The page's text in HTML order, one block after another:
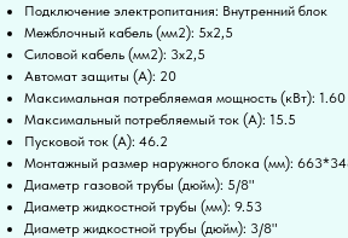
Подключение электропитания: Внутренний блок
Межблочный кабель (мм2): 5x2,5
Силовой кабель (мм2): 3x2,5
Автомат защиты (А): 20
Максимальная потребляемая мощность (кВт): 1.60
Максимальный потребляемый ток (А): 15.5
Пусковой ток (А): 46.2
Монтажный размер наружного блока (мм):
Диаметр газовой трубы (дюйм): 5/8"
Диаметр жидкостной трубы (мм): 9.53
Диаметр жидкостной трубы (дюйм): 3/8"